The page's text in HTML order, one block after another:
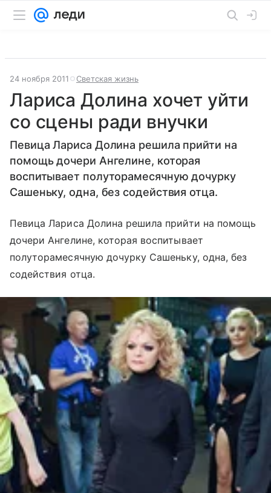
24 ноября 2011 Светская жизнь
Лариса Долина хочет уйти
со сцены ради внучки
Певица Лариса Долина решила прийти на
помощь дочери Ангелине, которая
воспитывает полуторамесячную дочурку
Сашеньку, одна, без содействия отца.
Певица Лариса Долина решила прийти на помощь
дочери Ангелине, которая воспитывает
полуторамесячную дочурку Сашеньку, одна, без
содействия отца.